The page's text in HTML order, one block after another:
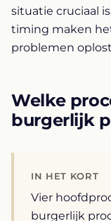
situatie cruciaal
timing maken
problemen
Welke
burgerlijk
IN HET KORT
Vier
burgerlijk